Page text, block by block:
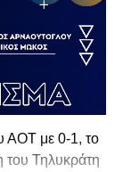
ΑΟΤ με 0-1, το
του Τηλυκράτη